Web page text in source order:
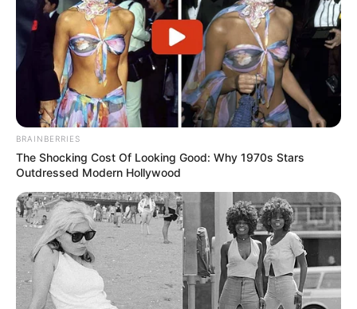
BRAINBERRIES
The Shocking Cost Of Looking Good: Why 1970s Stars
Outdressed Modern Hollywood